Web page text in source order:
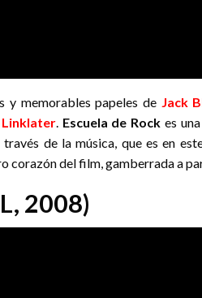
y memorables papeles de Jack
. Escuela de Rock es
de la música, que es en
corazón del film, gamberrada a
2008)